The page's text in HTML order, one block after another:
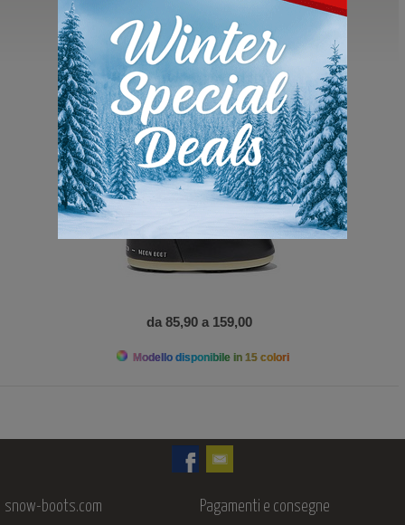
da 85,90 a 159,00
Modello disponibile in 15 colori
snow-boots.com Pagamenti e consegne